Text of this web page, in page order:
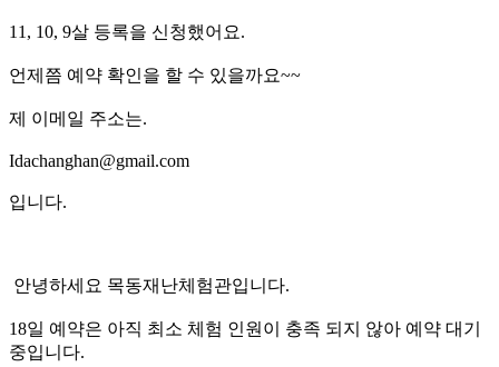
11, 10, 9살 등록을 신청했어요.
언제쯤 예약 확인을 할 수 있을까요~~
제 이메일 주소는.
Idachanghan@gmail.com
입니다.
안녕하세요 목동재난체험관입니다.
18일 예약은 아직 최소 체험 인원이 충족 되지 않아 예약 대기
중입니다.